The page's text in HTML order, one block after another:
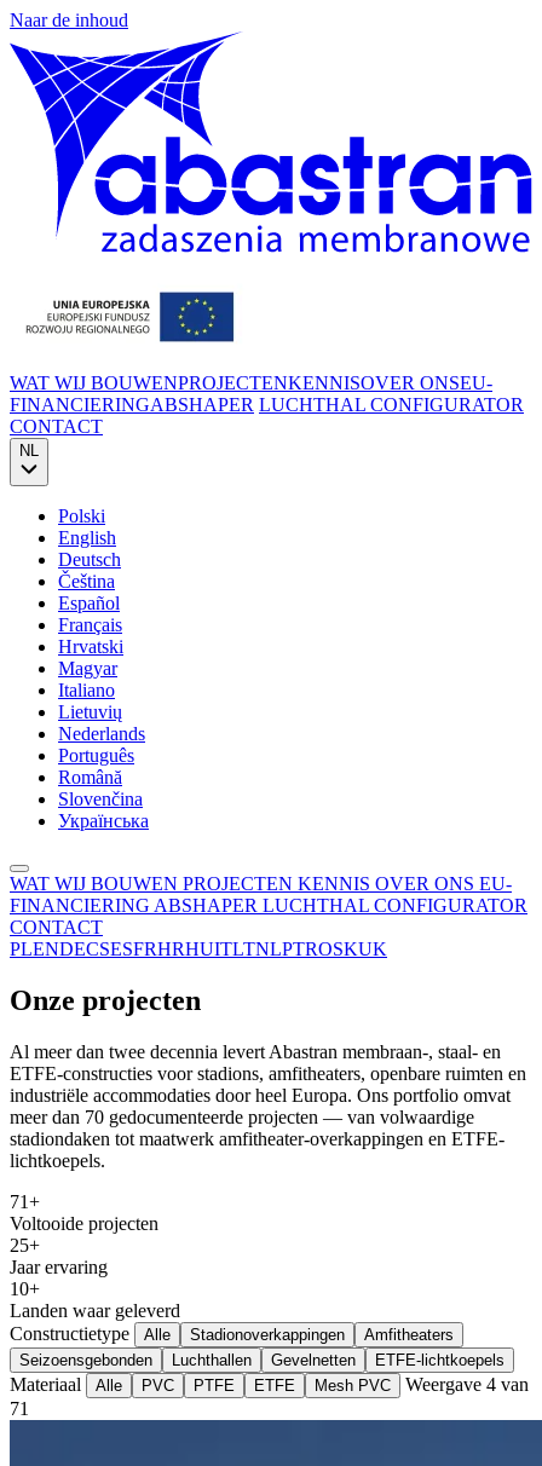
Naar de inhoud
WAT WIJ BOUWENPROJECTENKENNISOVER ONSEU-
FINANCIERINGABSHAPER LUCHTHAL CONFIGURATOR
CONTACT
NL
Polski
English
Deutsch
Čeština
Español
Français
Hrvatski
Magyar
Italiano
Lietuvių
Nederlands
Português
Română
Slovenčina
Українська
WAT WIJ BOUWEN PROJECTEN KENNIS OVER ONS EU-
FINANCIERING ABSHAPER LUCHTHAL CONFIGURATOR
CONTACT
PLENDECSESFRHRHUITLTNLPTROSKUK
Onze projecten
Al meer dan twee decennia levert Abastran membraan-, staal- en
ETFE-constructies voor stadions, amfitheaters, openbare ruimten en
industriële accommodaties door heel Europa. Ons portfolio omvat
meer dan 70 gedocumenteerde projecten — van volwaardige
stadiondaken tot maatwerk amfitheater-overkappingen en ETFE-
lichtkoepels.
71+
Voltooide projecten
25+
Jaar ervaring
10+
Landen waar geleverd
Constructietype
Alle Stadionoverkappingen
Amfitheaters
Seizoensgebonden
Luchthallen Gevelnetten ETFE-lichtkoepels
Materiaal Alle PVC PTFE ETFE Mesh PVC
Weergave 4 van
71